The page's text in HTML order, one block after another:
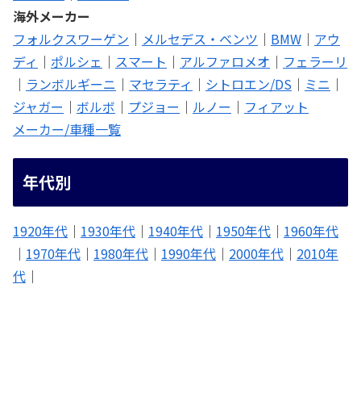
海外メーカー
フォルクスワーゲン ｜ メルセデス・ベンツ ｜ BMW ｜ アウ
ディ ｜ ポルシェ ｜ スマート ｜ アルファロメオ ｜ フェラーリ
｜ ランボルギーニ ｜ マセラティ ｜ シトロエン/DS ｜ ミニ ｜
ジャガー ｜ ボルボ ｜ プジョー ｜ ルノー ｜ フィアット
メーカー/車種一覧
年代別
1920年代 ｜ 1930年代 ｜ 1940年代 ｜ 1950年代 ｜ 1960年代
｜ 1970年代 ｜ 1980年代 ｜ 1990年代 ｜ 2000年代 ｜ 2010年
代 ｜